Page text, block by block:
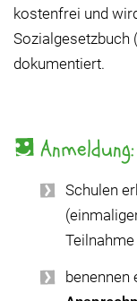
kostenfrei und
Sozialgesetzbuch
dokumentiert.
Anmeldung:
Schulen
benennen